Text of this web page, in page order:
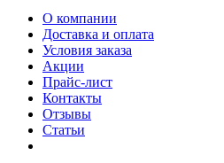
О компании
Доставка и оплата
Условия заказа
Акции
Прайс-лист
Контакты
Отзывы
Статьи